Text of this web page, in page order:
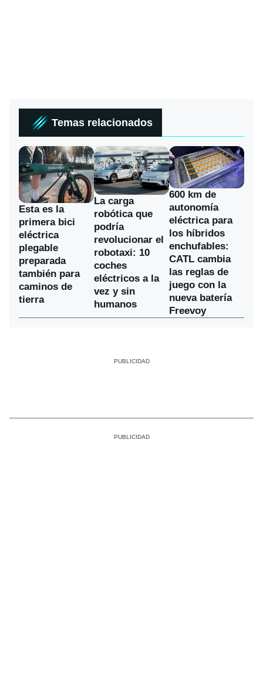
Temas relacionados
Esta es la
primera bici
eléctrica
plegable
preparada
también para
caminos de
tierra
La carga
robótica que
podría
revolucionar el
robotaxi: 10
coches
eléctricos a la
vez y sin
humanos
600 km de
autonomía
eléctrica para
los híbridos
enchufables:
CATL cambia
las reglas de
juego con la
nueva batería
Freevoy